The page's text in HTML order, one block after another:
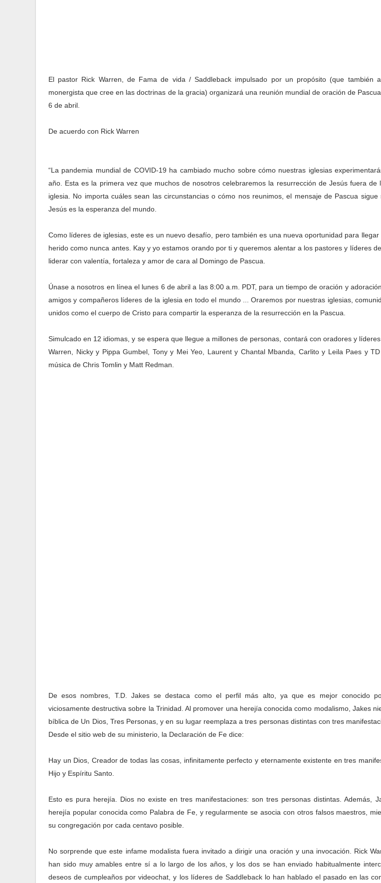
El pastor Rick Warren, de Fama de vida / Saddleback impulsado por un propósito (que también
monergista que cree en las doctrinas de la gracia) organizará una reunión mundial de oración de
6 de abril.
De acuerdo con Rick Warren
“La pandemia mundial de COVID-19 ha cambiado mucho sobre cómo nuestras iglesias
año. Esta es la primera vez que muchos de nosotros celebraremos la resurrección de Jesús fuera de
iglesia. No importa cuáles sean las circunstancias o cómo nos reunimos, el mensaje de Pascua sigue
Jesús es la esperanza del mundo.
Como líderes de iglesias, este es un nuevo desafío, pero también es una nueva oportunidad para
herido como nunca antes. Kay y yo estamos orando por ti y queremos alentar a los pastores y líderes
liderar con valentía, fortaleza y amor de cara al Domingo de Pascua.
Únase a nosotros en línea el lunes 6 de abril a las 8:00 a.m. PDT, para un tiempo de oración y
amigos y compañeros líderes de la iglesia en todo el mundo ... Oraremos por nuestras iglesias,
unidos como el cuerpo de Cristo para compartir la esperanza de la resurrección en la Pascua.
Simulcado en 12 idiomas, y se espera que llegue a millones de personas, contará con oradores y
Warren, Nicky y Pippa Gumbel, Tony y Mei Yeo, Laurent y Chantal Mbanda, Carlito y Leila Paes y
música de Chris Tomlin y Matt Redman.
De esos nombres, T.D. Jakes se destaca como el perfil más alto, ya que es mejor conocido
viciosamente destructiva sobre la Trinidad. Al promover una herejía conocida como modalismo, Jakes
bíblica de Un Dios, Tres Personas, y en su lugar reemplaza a tres personas distintas con tres
Desde el sitio web de su ministerio, la Declaración de Fe dice:
Hay un Dios, Creador de todas las cosas, infinitamente perfecto y eternamente existente en tres
Hijo y Espíritu Santo.
Esto es pura herejía. Dios no existe en tres manifestaciones: son tres personas distintas. Además,
herejía popular conocida como Palabra de Fe, y regularmente se asocia con otros falsos maestros,
su congregación por cada centavo posible.
No sorprende que este infame modalista fuera invitado a dirigir una oración y una invocación. Rick
han sido muy amables entre sí a lo largo de los años, y los dos se han enviado habitualmente
deseos de cumpleaños por videochat, y los líderes de Saddleback lo han hablado el pasado en las